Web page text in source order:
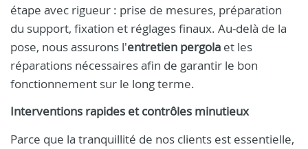
étape avec rigueur : prise de mesures, préparation
du support, fixation et réglages finaux. Au-delà de la
pose, nous assurons l'entretien pergola et les
réparations nécessaires afin de garantir le bon
fonctionnement sur le long terme.
Interventions rapides et contrôles minutieux
Parce que la tranquillité de nos clients est essentielle,